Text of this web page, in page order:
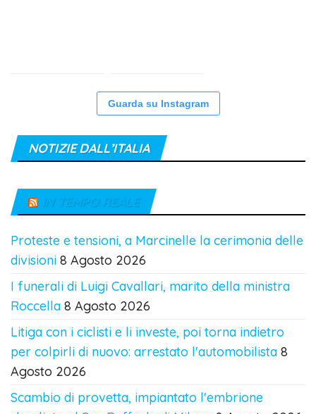
Guarda su Instagram
NOTIZIE DALL’ITALIA
IN TEMPO REALE
Proteste e tensioni, a Marcinelle la cerimonia delle
divisioni 8 Agosto 2026
I funerali di Luigi Cavallari, marito della ministra
Roccella 8 Agosto 2026
Litiga con i ciclisti e li investe, poi torna indietro
per colpirli di nuovo: arrestato l'automobilista 8
Agosto 2026
Scambio di provetta, impiantato l'embrione